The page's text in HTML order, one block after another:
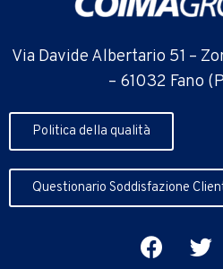
Via Davide Albertario 51 –
– 61032 Fano
Politica della qualità
Questionario Soddisfazione